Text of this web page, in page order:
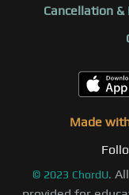
Cancellation &
Made
© 2023 ChordU.